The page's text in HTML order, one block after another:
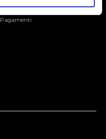
Pagamenti